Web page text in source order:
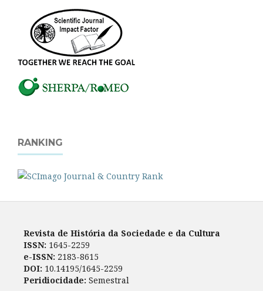
RANKING
Revista de História da Sociedade e da Cultura
ISSN: 1645-2259
e-ISSN: 2183-8615
DOI: 10.14195/1645-2259
Peridiocidade: Semestral